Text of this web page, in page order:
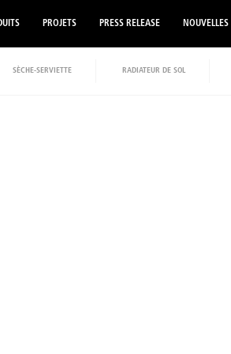
PROJETS PRESS RELEASE NOUVELLES
SÈCHE-SERVIETTE RADIATEUR DE SOL